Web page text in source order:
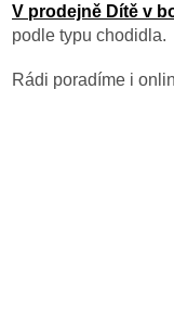
V prodejně Dítě v
podle typu chodidla.
Rádi poradíme i